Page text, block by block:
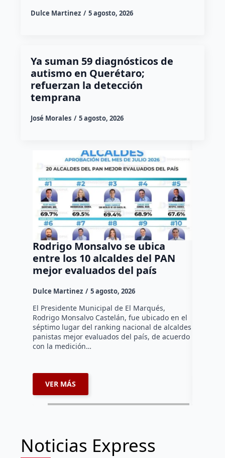
Dulce Martinez 5 agosto, 2026
Ya suman 59 diagnósticos de
autismo en Querétaro;
refuerzan la detección
temprana
José Morales 5 agosto, 2026
Rodrigo Monsalvo se ubica
entre los 10 alcaldes del PAN
mejor evaluados del país
Dulce Martinez 5 agosto, 2026
El Presidente Municipal de El Marqués,
Rodrigo Monsalvo Castelán, fue ubicado en el
séptimo lugar del ranking nacional de alcaldes
panistas mejor evaluados del país, de acuerdo
con la medición…
VER MÁS
Noticias Express